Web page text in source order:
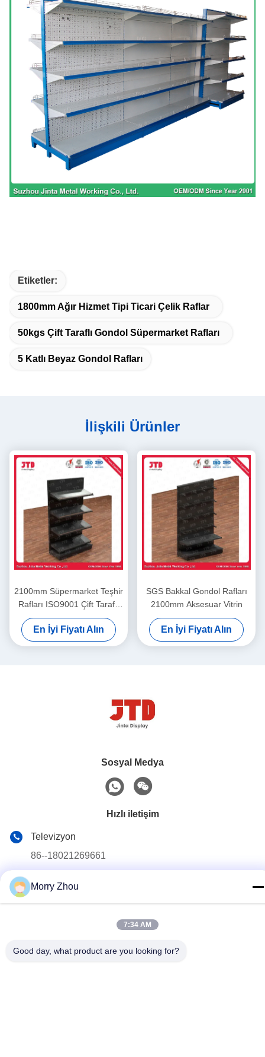
Etiketler:
1800mm Ağır Hizmet Tipi Ticari Çelik Raflar
50kgs Çift Taraflı Gondol Süpermarket Rafları
5 Katlı Beyaz Gondol Rafları
İlişkili Ürünler
2100mm Süpermarket Teşhir
Rafları ISO9001 Çift Taraflı
Raf
En İyi Fiyatı Alın
SGS Bakkal Gondol Rafları
2100mm Aksesuar Vitrin
En İyi Fiyatı Alın
Sosyal Medya
Hızlı iletişim
Televizyon
86--18021269661
Morry Zhou
7:34 AM
Good day, what product are you looking for?